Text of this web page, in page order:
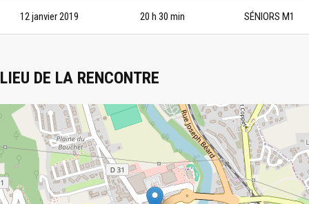
12 janvier 2019 20 h 30 min SÉNIORS M1
LIEU DE LA RENCONTRE